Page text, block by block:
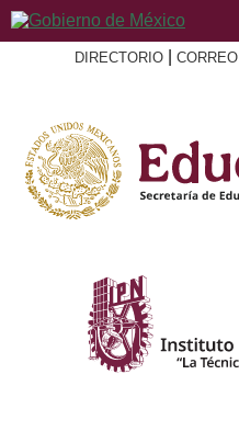
DIRECTORIO CORREO